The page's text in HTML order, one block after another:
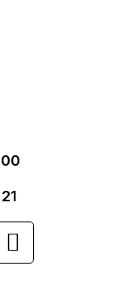
bulunuyor.
pahalı.